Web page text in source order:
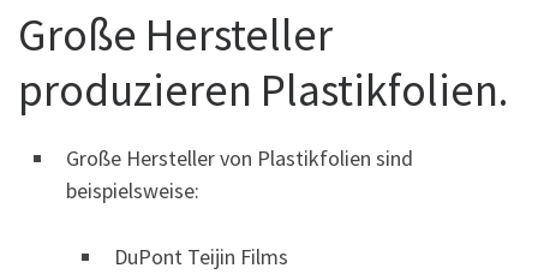
Große Hersteller
produzieren Plastikfolien.
Große Hersteller von Plastikfolien sind
beispielsweise:
DuPont Teijin Films